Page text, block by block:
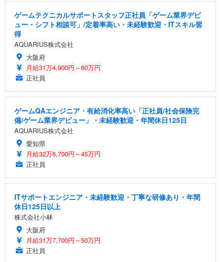
ゲームテクニカルサポートスタッフ正社員「ゲーム業界デビ
ュー・シフト相談可」/定着率高い・未経験歓迎・ITスキル習
得
AQUARIUS株式会社
大阪府
月給31万4,900円～60万円
正社員
ゲームQAエンジニア・有給消化率高い「正社員/社会保険完
備/ゲーム業界デビュー」・未経験歓迎・年間休日125日
AQUARIUS株式会社
愛知県
月給32万6,700円～45万円
正社員
ITサポートエンジニア・未経験歓迎・丁寧な研修あり・年間
休日125日以上
株式会社小林
大阪府
月給31万7,700円～50万円
正社員